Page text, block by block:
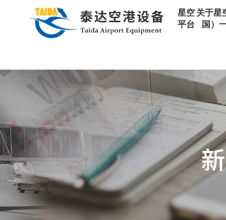
星空平台
星空
平台
关于星
国）